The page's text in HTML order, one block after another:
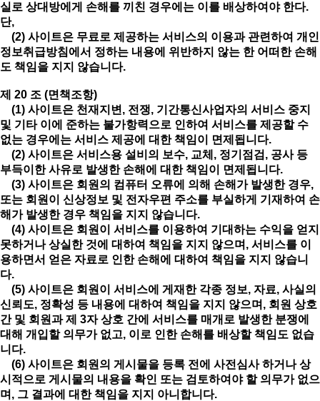
실로 상대방에게 손해를 끼친 경우에는 이를 배상하여야 한다.
단,
(2) 사이트은 무료로 제공하는 서비스의 이용과 관련하여 개인
정보취급방침에서 정하는 내용에 위반하지 않는 한 어떠한 손해
도 책임을 지지 않습니다.
제 20 조 (면책조항)
(1) 사이트은 천재지변, 전쟁, 기간통신사업자의 서비스 중지
및 기타 이에 준하는 불가항력으로 인하여 서비스를 제공할 수
없는 경우에는 서비스 제공에 대한 책임이 면제됩니다.
(2) 사이트은 서비스용 설비의 보수, 교체, 정기점검, 공사 등
부득이한 사유로 발생한 손해에 대한 책임이 면제됩니다.
(3) 사이트은 회원의 컴퓨터 오류에 의해 손해가 발생한 경우,
또는 회원이 신상정보 및 전자우편 주소를 부실하게 기재하여 손
해가 발생한 경우 책임을 지지 않습니다.
(4) 사이트은 회원이 서비스를 이용하여 기대하는 수익을 얻지
못하거나 상실한 것에 대하여 책임을 지지 않으며, 서비스를 이
용하면서 얻은 자료로 인한 손해에 대하여 책임을 지지 않습니
다.
(5) 사이트은 회원이 서비스에 게재한 각종 정보, 자료, 사실의
신뢰도, 정확성 등 내용에 대하여 책임을 지지 않으며, 회원 상호
간 및 회원과 제 3자 상호 간에 서비스를 매개로 발생한 분쟁에
대해 개입할 의무가 없고, 이로 인한 손해를 배상할 책임도 없습
니다.
(6) 사이트은 회원의 게시물을 등록 전에 사전심사 하거나 상
시적으로 게시물의 내용을 확인 또는 검토하여야 할 의무가 없으
며, 그 결과에 대한 책임을 지지 아니합니다.